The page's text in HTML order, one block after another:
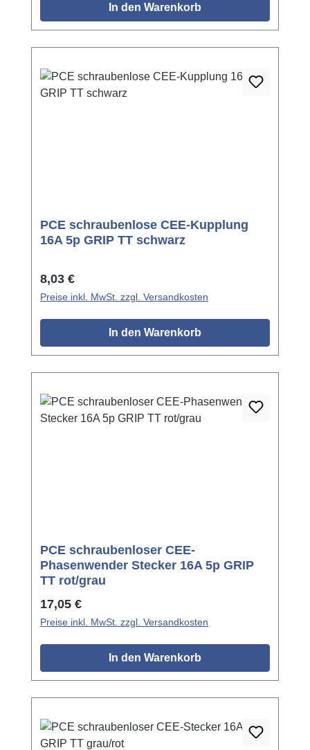
In den Warenkorb
PCE schraubenlose CEE-Kupplung
16A 5p GRIP TT schwarz
Regulärer Preis:
8,03 €
Preise inkl. MwSt. zzgl. Versandkosten
In den Warenkorb
PCE schraubenloser CEE-
Phasenwender Stecker 16A 5p GRIP
TT rot/grau
Regulärer Preis:
17,05 €
Preise inkl. MwSt. zzgl. Versandkosten
In den Warenkorb